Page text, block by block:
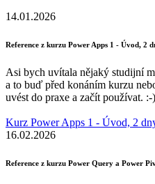
14.01.2026
Reference z kurzu Power Apps 1 - Úvod, 2
Asi bych uvítala nějaký studijní
a to buď před konáním kurzu
uvést do praxe a začít používat. :-)
Kurz Power Apps 1 - Úvod, 2
16.02.2026
Reference z kurzu Power Query a Power